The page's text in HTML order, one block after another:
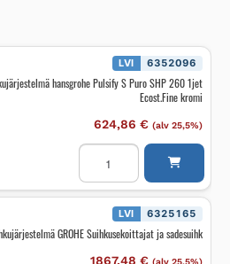
LVI 6352096
hansgrohe Pulsify S Puro SHP 260 1jet
Ecost.Fine kromi
624,86 € (alv 25,5%)
Suihkujärjestelmä
hansgrohe
Pulsify
S
Puro
1jet
kromi
LVI 6325165
GROHE Suihkusekoittajat ja sadesuihk
1867,48 €